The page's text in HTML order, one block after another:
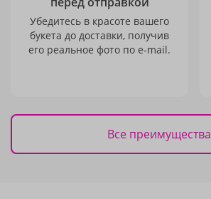
Убедитесь в красоте вашего
букета до доставки, получив
его реальное фото по e-mail.
Все преимущества